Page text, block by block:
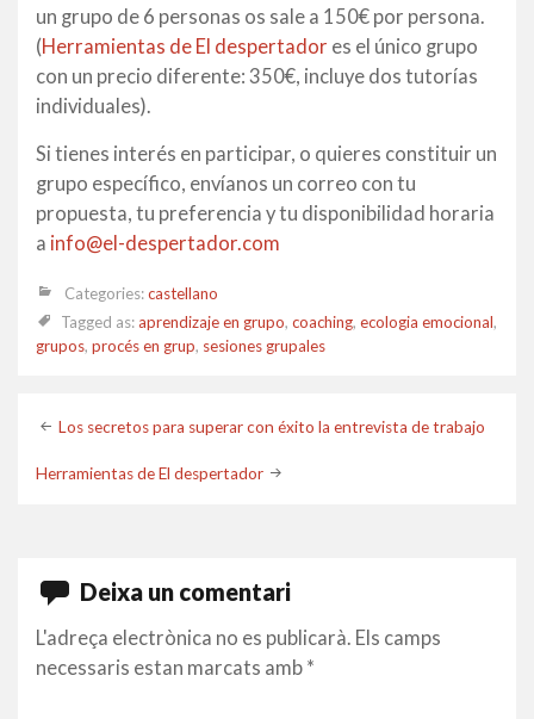
un grupo de 6 personas os sale a 150€ por persona.
(Herramientas de El despertador es el único grupo
con un precio diferente: 350€, incluye dos tutorías
individuales).
Si tienes interés en participar, o quieres constituir un
grupo específico, envíanos un correo con tu
propuesta, tu preferencia y tu disponibilidad horaria
a info@el-despertador.com
Categories:castellano
Tagged as:aprendizaje en grupo, coaching, ecologia emocional,
grupos, procés en grup, sesiones grupales
Post
navigation
Los secretos para superar con éxito la entrevista de trabajo
Herramientas de El despertador
Deixa un comentari
L'adreça electrònica no es publicarà. Els camps
necessaris estan marcats amb *